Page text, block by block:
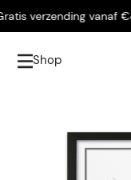
verzending vanaf €45
Shop